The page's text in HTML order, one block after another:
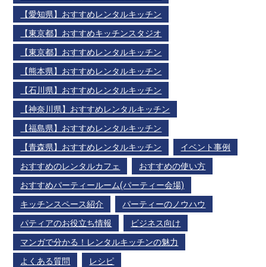
【愛知県】おすすめレンタルキッチン
【東京都】おすすめキッチンスタジオ
【東京都】おすすめレンタルキッチン
【熊本県】おすすめレンタルキッチン
【石川県】おすすめレンタルキッチン
【神奈川県】おすすめレンタルキッチン
【福島県】おすすめレンタルキッチン
【青森県】おすすめレンタルキッチン
イベント事例
おすすめのレンタルカフェ
おすすめの使い方
おすすめパーティールーム(パーティー会場)
キッチンスペース紹介
パーティーのノウハウ
パティアのお役立ち情報
ビジネス向け
マンガで分かる！レンタルキッチンの魅力
よくある質問
レシピ